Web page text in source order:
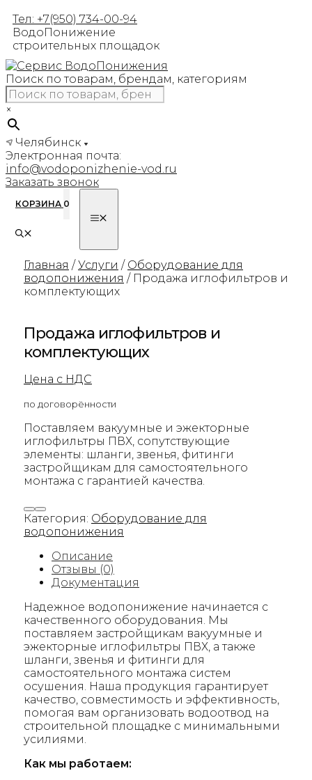
Перейти
содержимому
Тел: +7(950) 734-00-94
ВодоПонижение
строительных площадок
Поиск по товарам, брендам, категориям
×
Челябинск
Электронная почта:
info@vodoponizhenie-vod.ru
Заказать звонок
КОРЗИНА 0
Главная /Услуги / Оборудование для
водопонижения / Продажа иглофильтров и
комплектующих
Продажа иглофильтров и
комплектующих
Цена с НДС
по договорённости
Поставляем вакуумные и эжекторные
иглофильтры ПВХ, сопутствующие
элементы: шланги, звенья, фитинги
застройщикам для самостоятельного
монтажа с гарантией качества.
Категория: Оборудование для
водопонижения
Описание
Отзывы (0)
Документация
Надежное водопонижение начинается с
качественного оборудования. Мы
поставляем застройщикам вакуумные и
эжекторные иглофильтры ПВХ, а также
шланги, звенья и фитинги для
самостоятельного монтажа систем
осушения. Наша продукция гарантирует
качество, совместимость и эффективность,
помогая вам организовать водоотвод на
строительной площадке с минимальными
усилиями.
Как мы работаем: